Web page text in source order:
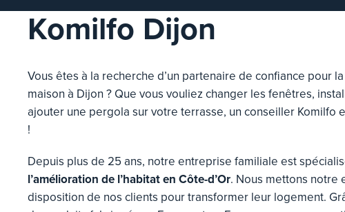
Komilfo Dijon
Vous êtes à la recherche d’un partenaire de confiance pour
maison à Dijon ? Que vous vouliez changer les fenêtres,
ajouter une pergola sur votre terrasse, un conseiller Komilfo
!
Depuis plus de 25 ans, notre entreprise familiale est
l’amélioration de l’habitat en Côte-d’Or. Nous mettons notre
disposition de nos clients pour transformer leur logement.